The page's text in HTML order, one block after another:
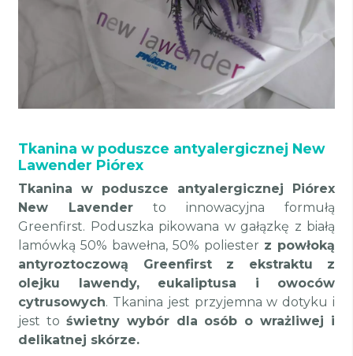
Tkanina w poduszce antyalergicznej New
Lawender Piórex
Tkanina w poduszce antyalergicznej Piórex
New Lavender to innowacyjna formułą
Greenfirst. Poduszka pikowana w gałązkę z białą
lamówką 50% bawełna, 50% poliester z powłoką
antyroztoczową Greenfirst z ekstraktu z
olejku lawendy, eukaliptusa i owoców
cytrusowych. Tkanina jest przyjemna w dotyku i
jest to świetny wybór dla osób o wrażliwej i
delikatnej skórze.